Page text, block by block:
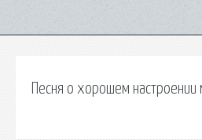
Песня о хорошем настроении